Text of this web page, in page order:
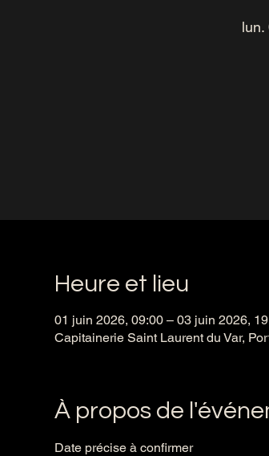
lun.
Heure et lieu
01 juin 2026, 09:00 – 03 juin 2026,
Capitainerie Saint Laurent du Var,
À propos de
Date précise à confirmer